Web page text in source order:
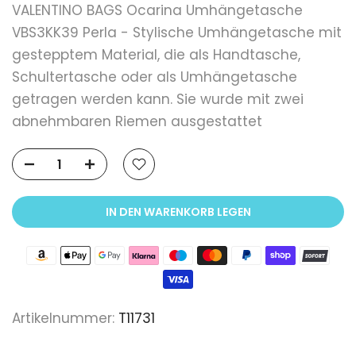
VALENTINO BAGS Ocarina Umhängetasche
VBS3KK39 Perla - Stylische Umhängetasche mit
gestepptem Material, die als Handtasche,
Schultertasche oder als Umhängetasche
getragen werden kann. Sie wurde mit zwei
abnehmbaren Riemen ausgestattet
IN DEN WARENKORB LEGEN
Artikelnummer: T11731